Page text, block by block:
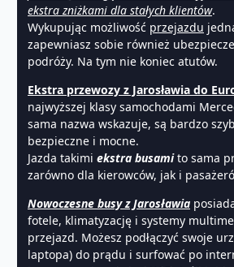
ekstra zniżkami dla stałych klientów.
Wykupując możliwość przejazdu
zapewniasz sobie również
podróży. Na tym nie koniec atutów.
Ekstra przewozy z Jarosławia do
najwyższej klasy samochodami
sama nazwa wskazuje, są bardzo
bezpieczne i mocne.
Jazda takimi ekstra busamito sama
zarówno dla kierowców, jak i
Nowoczesne busy z Jarosławia
fotele, klimatyzację i systemy
przejazd. Możesz podłączyć swoje
laptopa) do prądu i surfować po